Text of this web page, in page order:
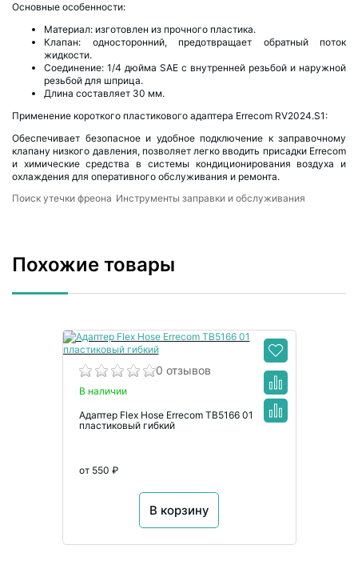
Основные особенности:
Материал: изготовлен из прочного пластика.
Клапан: односторонний, предотвращает обратный поток
жидкости.
Соединение: 1/4 дюйма SAE с внутренней резьбой и наружной
резьбой для шприца.
Длина составляет 30 мм.
Применение короткого пластикового адаптера Errecom RV2024.S1:
Обеспечивает безопасное и удобное подключение к заправочному
клапану низкого давления, позволяет легко вводить присадки Errecom
и химические средства в системы кондиционирования воздуха и
охлаждения для оперативного обслуживания и ремонта.
Поиск утечки фреона Инструменты заправки и обслуживания
Похожие товары
0 отзывов
В наличии
Адаптер Flex Hose Errecom TB5166 01
пластиковый гибкий
от 550 ₽
В корзину